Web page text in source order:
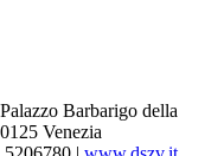
Barbarigo della
Venezia